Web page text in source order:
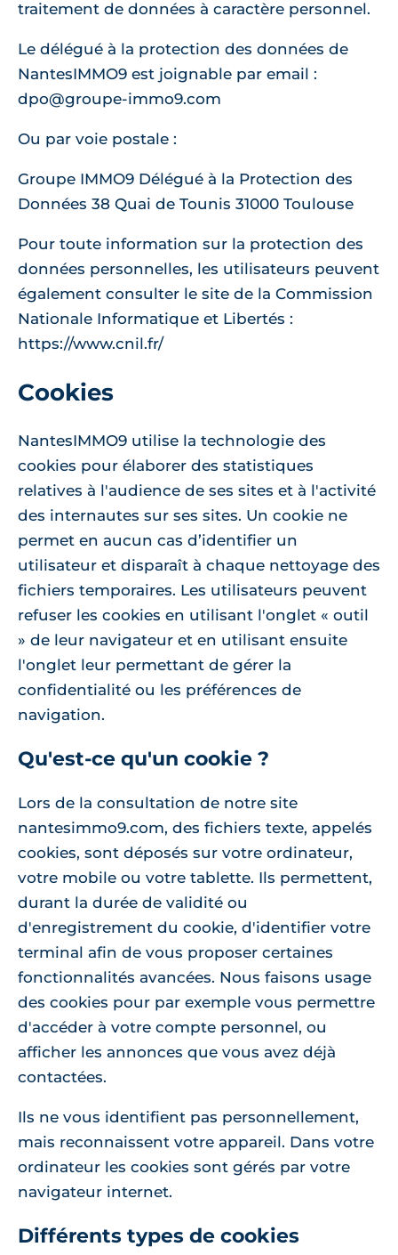
traitement de données à caractère personnel.
Le délégué à la protection des données de
NantesIMMO9 est joignable par email :
dpo@groupe-immo9.com
Ou par voie postale :
Groupe IMMO9 Délégué à la Protection des
Données 38 Quai de Tounis 31000 Toulouse
Pour toute information sur la protection des
données personnelles, les utilisateurs peuvent
également consulter le site de la Commission
Nationale Informatique et Libertés :
https://www.cnil.fr/
Cookies
NantesIMMO9 utilise la technologie des
cookies pour élaborer des statistiques
relatives à l'audience de ses sites et à l'activité
des internautes sur ses sites. Un cookie ne
permet en aucun cas d’identifier un
utilisateur et disparaît à chaque nettoyage des
fichiers temporaires. Les utilisateurs peuvent
refuser les cookies en utilisant l'onglet « outil
» de leur navigateur et en utilisant ensuite
l'onglet leur permettant de gérer la
confidentialité ou les préférences de
navigation.
Qu'est-ce qu'un cookie ?
Lors de la consultation de notre site
nantesimmo9.com, des fichiers texte, appelés
cookies, sont déposés sur votre ordinateur,
votre mobile ou votre tablette. Ils permettent,
durant la durée de validité ou
d'enregistrement du cookie, d'identifier votre
terminal afin de vous proposer certaines
fonctionnalités avancées. Nous faisons usage
des cookies pour par exemple vous permettre
d'accéder à votre compte personnel, ou
afficher les annonces que vous avez déjà
contactées.
Ils ne vous identifient pas personnellement,
mais reconnaissent votre appareil. Dans votre
ordinateur les cookies sont gérés par votre
navigateur internet.
Différents types de cookies